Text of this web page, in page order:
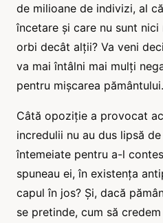
de milioane de indivizi, al
încetare și care nu sunt
orbi decât alții? Va veni
va mai întâlni mai mulți
pentru mișcarea pământului.
Câtă opoziție a provocat
incredulii nu au dus lipsă
întemeiate pentru a-l
spuneau ei, în existența
capul în jos? Și, dacă
se pretinde, cum să